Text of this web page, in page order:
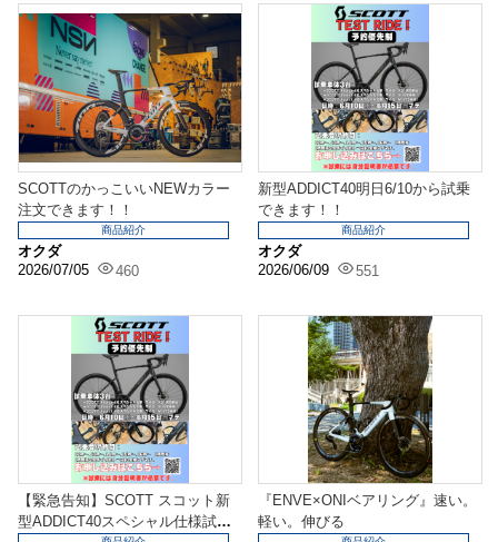
SCOTTのかっこいいNEWカラー
注文できます！！
オクダ
2026/07/05
460
商品紹介
新型ADDICT40明日6/10から試乗
できます！！
オクダ
2026/06/09
551
商品紹介
【緊急告知】SCOTT スコット新
型ADDICT40スペシャル仕様試乗
『ENVE×ONIベアリング』速い。
軽い。伸びる